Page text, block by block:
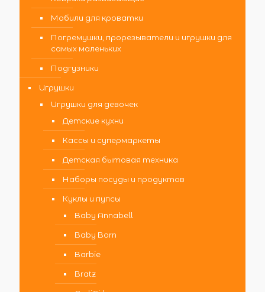
Мобили для кроватки
Погремушки, прорезыватели и игрушки для
самых маленьких
Подгузники
Игрушки
Игрушки для девочек
Детские кухни
Кассы и супермаркеты
Детская бытовая техника
Наборы посуды и продуктов
Куклы и пупсы
Baby Annabell
Baby Born
Barbie
Bratz